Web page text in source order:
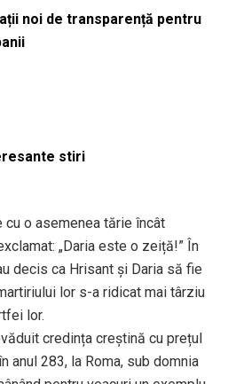
noi de transparență pentru
stiri
cu o asemenea tărie încât
„Daria este o zeiță!” În
decis ca Hrisant și Daria să fie
lor s-a ridicat mai târziu
lor.
credința creștină cu prețul
anul 283, la Roma, sub domnia